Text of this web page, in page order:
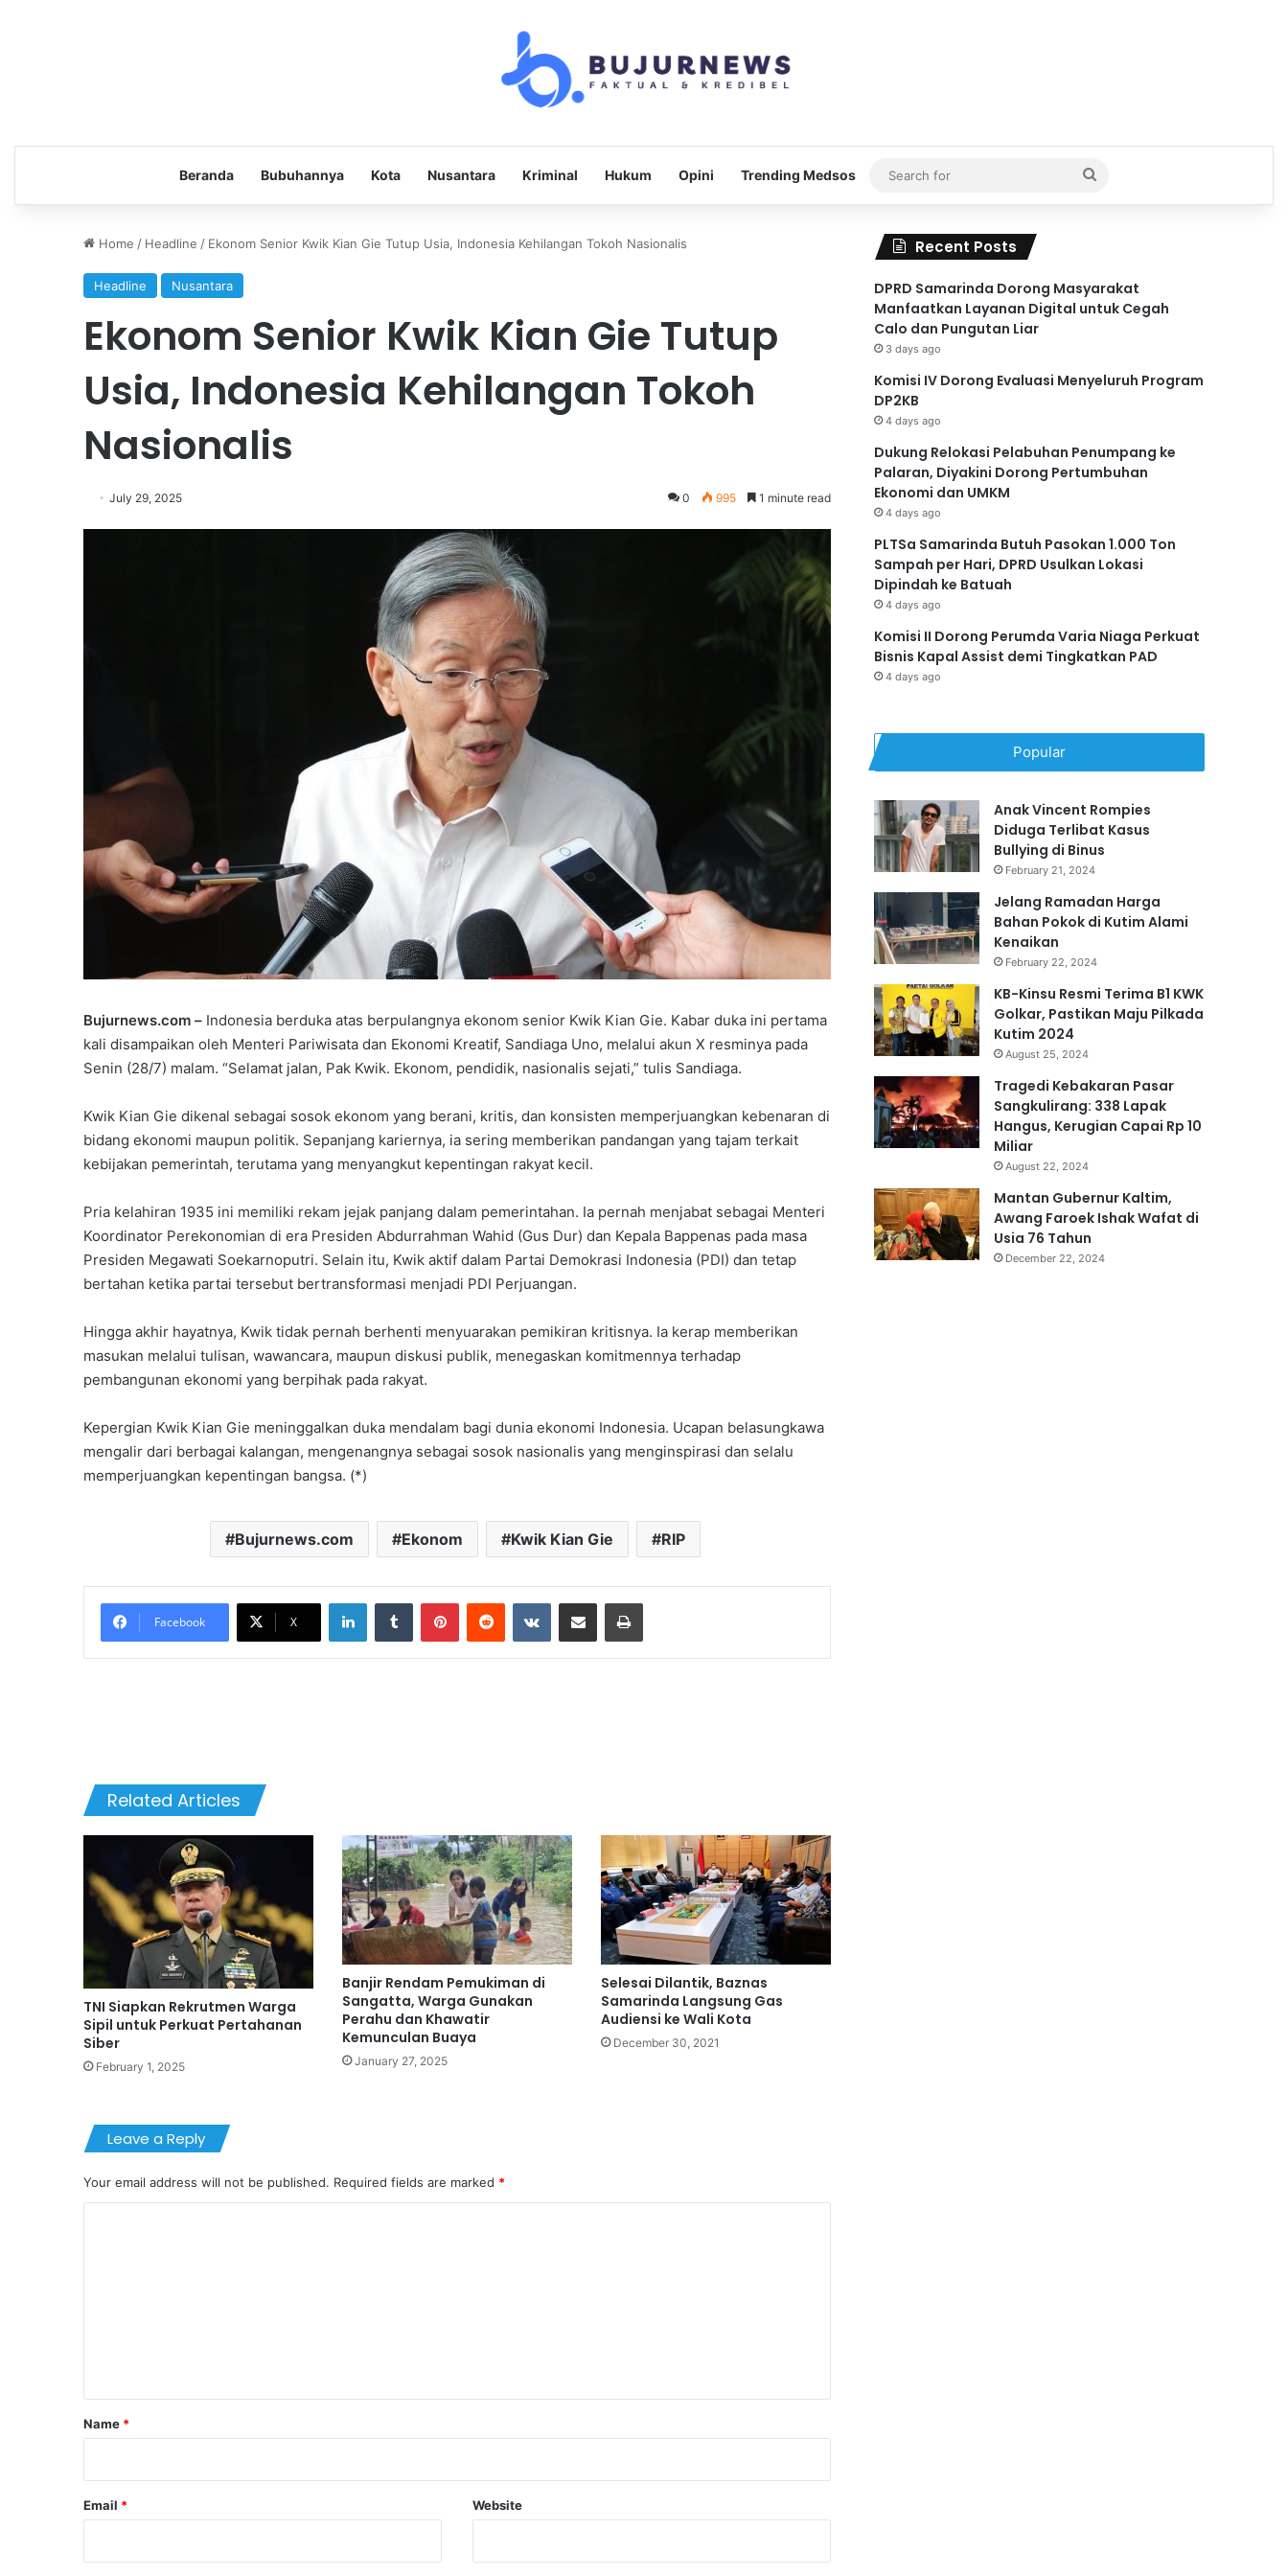
Beranda Bubuhannya Kota Nusantara Kriminal Hukum Opini Trending Medsos
Search
for
Home / Headline / Ekonom Senior Kwik Kian Gie Tutup Usia, Indonesia Kehilangan Tokoh Nasionalis
Headline Nusantara
Ekonom Senior Kwik Kian Gie Tutup
Usia, Indonesia Kehilangan Tokoh
Nasionalis
July 29, 2025 0 995 1 minute read
Bujurnews.com – Indonesia berduka atas berpulangnya ekonom senior Kwik Kian Gie. Kabar duka ini pertama
kali disampaikan oleh Menteri Pariwisata dan Ekonomi Kreatif, Sandiaga Uno, melalui akun X resminya pada
Senin (28/7) malam. “Selamat jalan, Pak Kwik. Ekonom, pendidik, nasionalis sejati,” tulis Sandiaga.
Kwik Kian Gie dikenal sebagai sosok ekonom yang berani, kritis, dan konsisten memperjuangkan kebenaran di
bidang ekonomi maupun politik. Sepanjang kariernya, ia sering memberikan pandangan yang tajam terkait
kebijakan pemerintah, terutama yang menyangkut kepentingan rakyat kecil.
Pria kelahiran 1935 ini memiliki rekam jejak panjang dalam pemerintahan. Ia pernah menjabat sebagai Menteri
Koordinator Perekonomian di era Presiden Abdurrahman Wahid (Gus Dur) dan Kepala Bappenas pada masa
Presiden Megawati Soekarnoputri. Selain itu, Kwik aktif dalam Partai Demokrasi Indonesia (PDI) dan tetap
bertahan ketika partai tersebut bertransformasi menjadi PDI Perjuangan.
Hingga akhir hayatnya, Kwik tidak pernah berhenti menyuarakan pemikiran kritisnya. Ia kerap memberikan
masukan melalui tulisan, wawancara, maupun diskusi publik, menegaskan komitmennya terhadap
pembangunan ekonomi yang berpihak pada rakyat.
Kepergian Kwik Kian Gie meninggalkan duka mendalam bagi dunia ekonomi Indonesia. Ucapan belasungkawa
mengalir dari berbagai kalangan, mengenangnya sebagai sosok nasionalis yang menginspirasi dan selalu
memperjuangkan kepentingan bangsa. (*)
Bujurnews.com Ekonom Kwik Kian Gie RIP
Facebook X
LinkedInTumblr PinterestReddit VKontakteShare via Email Print
Related Articles
TNI Siapkan Rekrutmen Warga
Sipil untuk Perkuat Pertahanan
Siber
February 1, 2025
Banjir Rendam Pemukiman di
Sangatta, Warga Gunakan
Perahu dan Khawatir
Kemunculan Buaya
January 27, 2025
Selesai Dilantik, Baznas
Samarinda Langsung Gas
Audiensi ke Wali Kota
December 30, 2021
Leave a Reply
Your email address will not be published. Required fields are marked *
*
Name *
Email * Website
Recent Posts
DPRD Samarinda Dorong Masyarakat
Manfaatkan Layanan Digital untuk Cegah
Calo dan Pungutan Liar
3 days ago
Komisi IV Dorong Evaluasi Menyeluruh Program
DP2KB
4 days ago
Dukung Relokasi Pelabuhan Penumpang ke
Palaran, Diyakini Dorong Pertumbuhan
Ekonomi dan UMKM
4 days ago
PLTSa Samarinda Butuh Pasokan 1.000 Ton
Sampah per Hari, DPRD Usulkan Lokasi
Dipindah ke Batuah
4 days ago
Komisi II Dorong Perumda Varia Niaga Perkuat
Bisnis Kapal Assist demi Tingkatkan PAD
4 days ago
Popular
Anak Vincent Rompies
Diduga Terlibat Kasus
Bullying di Binus
February 21, 2024
Jelang Ramadan Harga
Bahan Pokok di Kutim Alami
Kenaikan
February 22, 2024
KB-Kinsu Resmi Terima B1 KWK
Golkar, Pastikan Maju Pilkada
Kutim 2024
August 25, 2024
Tragedi Kebakaran Pasar
Sangkulirang: 338 Lapak
Hangus, Kerugian Capai Rp 10
Miliar
August 22, 2024
Mantan Gubernur Kaltim,
Awang Faroek Ishak Wafat di
Usia 76 Tahun
December 22, 2024